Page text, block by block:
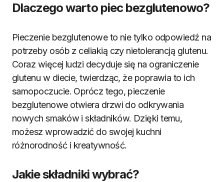
Dlaczego warto piec bezglutenowo?
Pieczenie bezglutenowe to nie tylko odpowiedź na
potrzeby osób z celiakią czy nietolerancją glutenu.
Coraz więcej ludzi decyduje się na ograniczenie
glutenu w diecie, twierdząc, że poprawia to ich
samopoczucie. Oprócz tego, pieczenie
bezglutenowe otwiera drzwi do odkrywania
nowych smaków i składników. Dzięki temu,
możesz wprowadzić do swojej kuchni
różnorodność i kreatywność.
Jakie składniki wybrać?